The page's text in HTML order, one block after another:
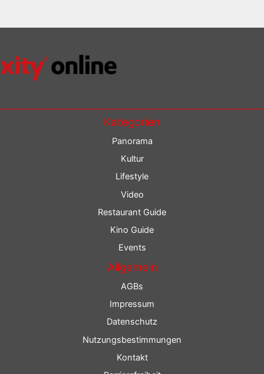
Kategorien
Panorama
Kultur
Lifestyle
Video
Restaurant Guide
Kino Guide
Events
Allgemein
AGBs
Impressum
Datenschutz
Nutzungsbestimmungen
Kontakt